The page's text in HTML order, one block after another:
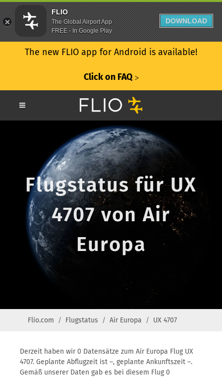
The new FLIO app for Android is available!
Click on FAQ ᐳ
Flugstatus für UX
4707 von Air
Europa
Flio.com Flugstatus Air Europa UX 4707
Derzeit haben wir 0 Datensätze zum Air Europa Flug UX
4707. Geplante Abflugzeit ist –, geplante Ankunftszeit –.
Gemäß unserer Daten gab es bei diesem Flug 0
FLIO
The Global Airport App
FREE - In Google Play
DOWNLOAD